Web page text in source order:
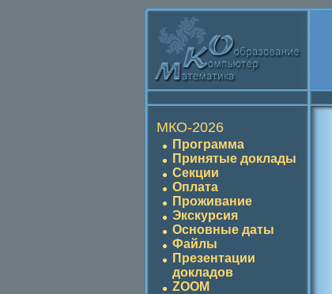
МКО-2026
Программа
Принятые доклады
Секции
Оплата
Проживание
Экскурсия
Основные даты
Файлы
Презентации
докладов
ZOOM